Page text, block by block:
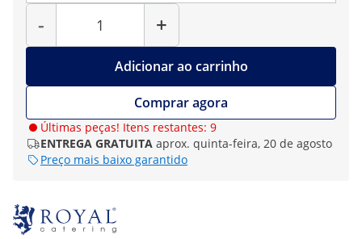
-
Quantidade
+
Adicionar ao carrinho
Comprar agora
Últimas peças! Itens restantes: 9
ENTREGA GRATUITA aprox. quinta-feira, 20 de agosto
Preço mais baixo garantido